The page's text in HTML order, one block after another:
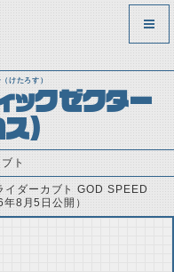
けたろす）
ックゼクター
）
ト
イダーカブト GOD SPEED
8月5日公開）